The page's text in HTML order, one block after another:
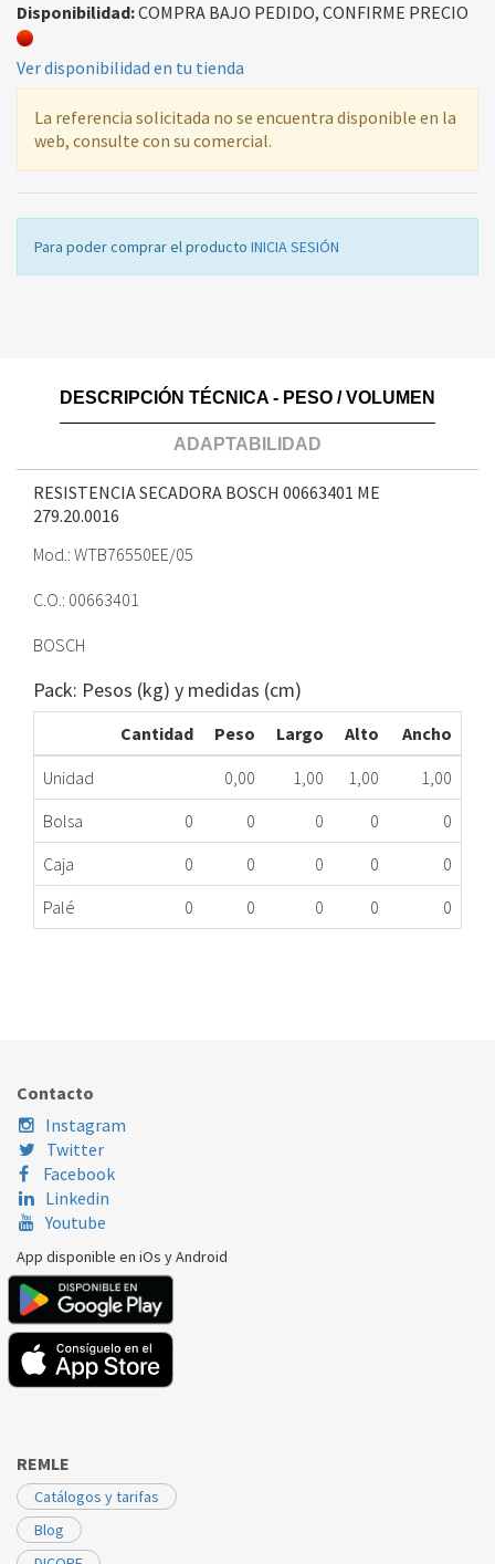
Disponibilidad:COMPRA BAJO PEDIDO, CONFIRME PRECIO
Ver disponibilidad en tu tienda
La referencia solicitada no se encuentra disponible en la
web, consulte con su comercial.
Para poder comprar el producto INICIA SESIÓN
DESCRIPCIÓN TÉCNICA - PESO / VOLUMEN
ADAPTABILIDAD
RESISTENCIA SECADORA BOSCH 00663401 ME
279.20.0016
Mod.: WTB76550EE/05
C.O.: 00663401
BOSCH
Pack: Pesos (kg) y medidas (cm)
Cantidad Peso Largo Alto
Ancho
Unidad
0,00 1,00 1,00
1,00
Bolsa
0 0 0 0
0
Caja
0 0 0 0
0
Palé
0 0 0 0 0
Contacto
Instagram
Twitter
Facebook
Linkedin
Youtube
App disponible en iOs y Android
REMLE
Catálogos y tarifas
Blog